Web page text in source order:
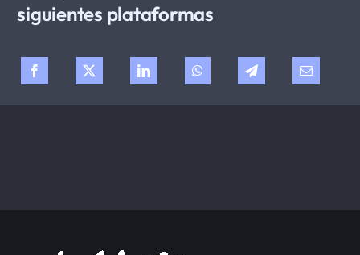
siguientes plataformas